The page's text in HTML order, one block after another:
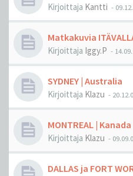
Kirjoittaja Kantti -
Matkakuvia
Kirjoittaja Iggy.P -
SYDNEY | Australia
Kirjoittaja Klazu -
MONTREAL | Kanada
Kirjoittaja Klazu -
DALLAS ja FORT